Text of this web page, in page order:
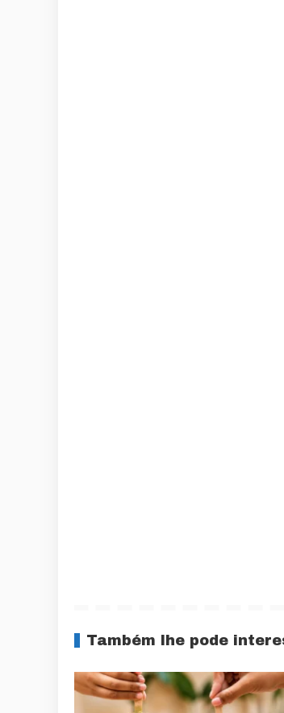
Também lhe pode